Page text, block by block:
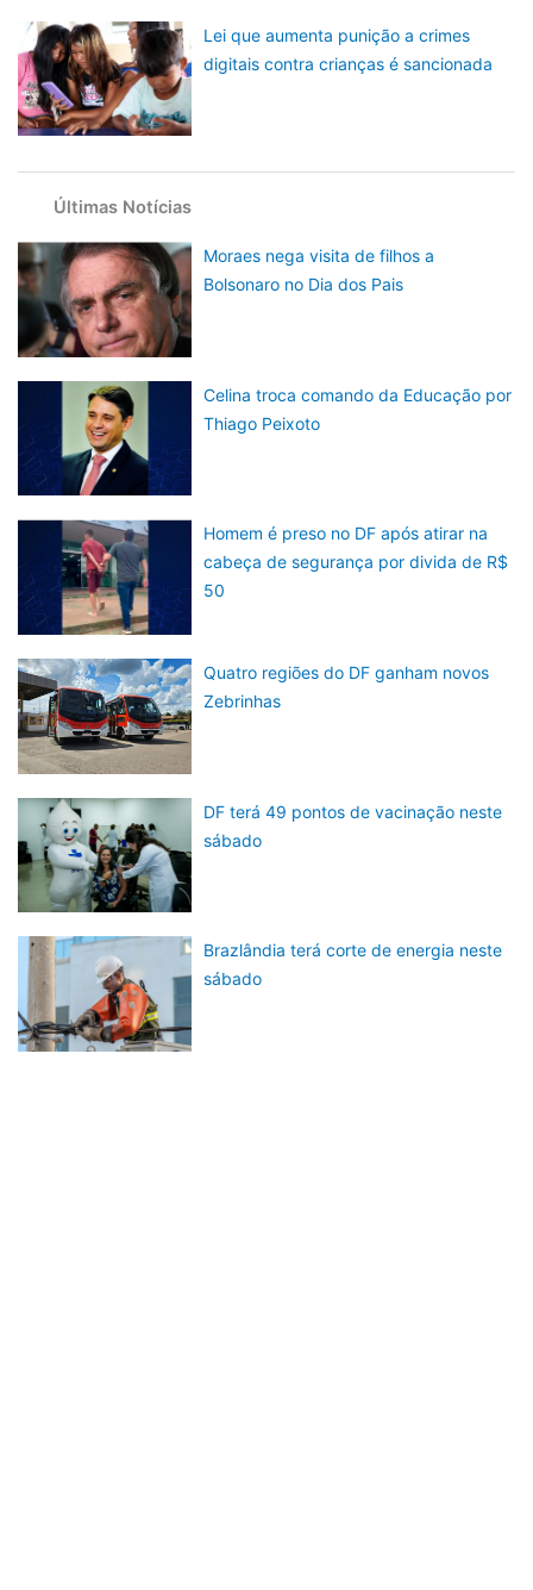
Lei que aumenta punição a crimes
digitais contra crianças é sancionada
Últimas Notícias
Moraes nega visita de filhos a
Bolsonaro no Dia dos Pais
Celina troca comando da Educação por
Thiago Peixoto
Homem é preso no DF após atirar na
cabeça de segurança por divida de R$
50
Quatro regiões do DF ganham novos
Zebrinhas
DF terá 49 pontos de vacinação neste
sábado
Brazlândia terá corte de energia neste
sábado